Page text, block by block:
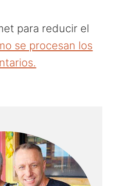
para reducir el
se procesan los